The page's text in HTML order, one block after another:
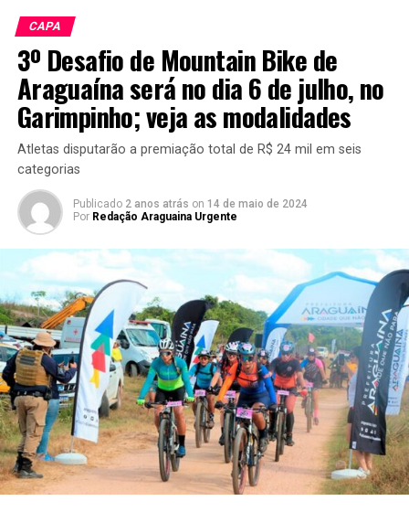
CAPA
3º Desafio de Mountain Bike de
Araguaína será no dia 6 de julho, no
Garimpinho; veja as modalidades
Atletas disputarão a premiação total de R$ 24 mil em seis
categorias
Publicado 2 anos atrás on 14 de maio de 2024
Por Redação Araguaina Urgente